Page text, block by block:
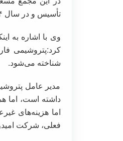
تأسیس و در سال ۱۳۷۴ وارد بورس شد.
وی با اشاره به
شناخته می‌شود.
مدیر عامل
داشته است، اما
اما هزینه‌های
فعلی، شرکت